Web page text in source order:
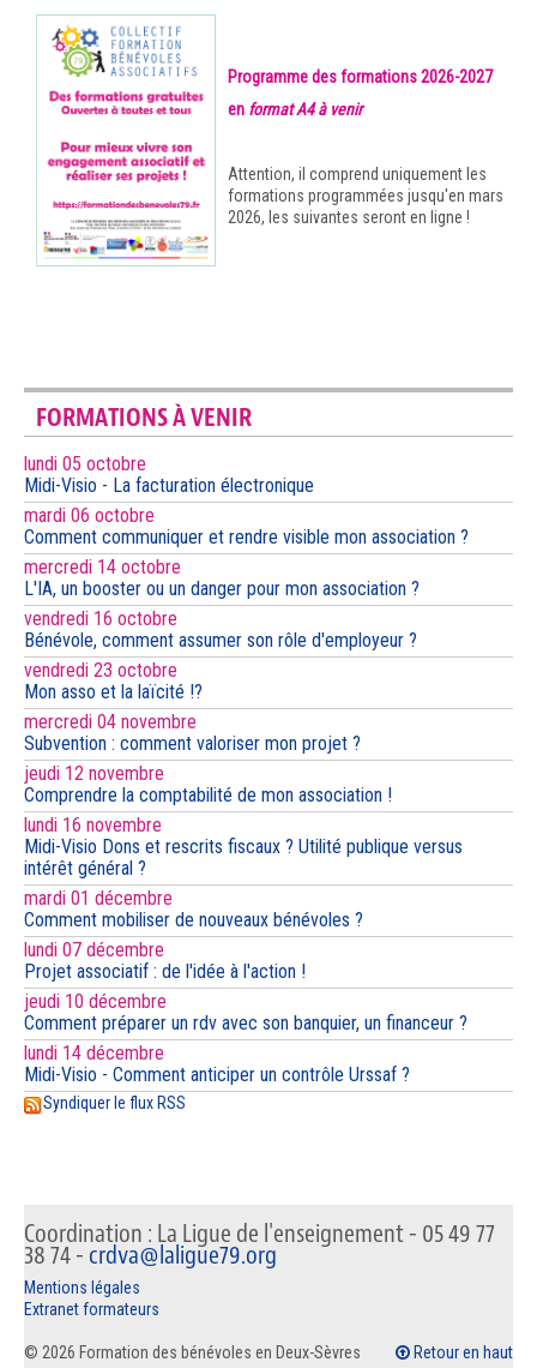
Programme des formations 2026-2027
en format A4à venir
Attention, il comprend uniquement les
formations programmées jusqu'en mars
2026, les suivantes seront en ligne !
FORMATIONS À VENIR
lundi 05 octobre
Midi-Visio - La facturation électronique
mardi 06 octobre
Comment communiquer et rendre visible mon association ?
mercredi 14 octobre
L'IA, un booster ou un danger pour mon association ?
vendredi 16 octobre
Bénévole, comment assumer son rôle d'employeur ?
vendredi 23 octobre
Mon asso et la laïcité !?
mercredi 04 novembre
Subvention : comment valoriser mon projet ?
jeudi 12 novembre
Comprendre la comptabilité de mon association !
lundi 16 novembre
Midi-Visio Dons et rescrits fiscaux ? Utilité publique versus
intérêt général ?
mardi 01 décembre
Comment mobiliser de nouveaux bénévoles ?
lundi 07 décembre
Projet associatif : de l'idée à l'action !
jeudi 10 décembre
Comment préparer un rdv avec son banquier, un financeur ?
lundi 14 décembre
Midi-Visio - Comment anticiper un contrôle Urssaf ?
Syndiquer le flux RSS
Coordination : La Ligue de l'enseignement - 05 49 77
38 74 - crdva@laligue79.org
Mentions légales
Extranet formateurs
Retour en haut
© 2026 Formation des bénévoles en Deux-Sèvres